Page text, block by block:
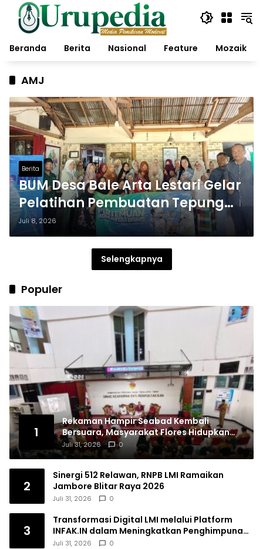
Langsung
konten
Beranda
Berita Nasional Feature Mozaik
AMJ
Berita
BUM Desa Bale Arta Lestari Gelar
Pelatihan Pembuatan Tepung
Kentucky bagi Pelaku UMKM dan
Masyarakat
Juli 8, 2026
Selengkapnya
Populer
1
Rekaman Hampir Seabad Kembali
Bersuara, Masyarakat Flores Hidupkan
Lagi Ingatan Leluhur
Juli 31, 2026 0
2
Sinergi 512 Relawan, RNPB LMI Ramaikan
Jambore Blitar Raya 2026
Juli 31, 2026 0
3
Transformasi Digital LMI melalui Platform
INFAK.IN dalam Meningkatkan Penghimpunan
Dana Filantropi Islam
Juli 31, 2026 0